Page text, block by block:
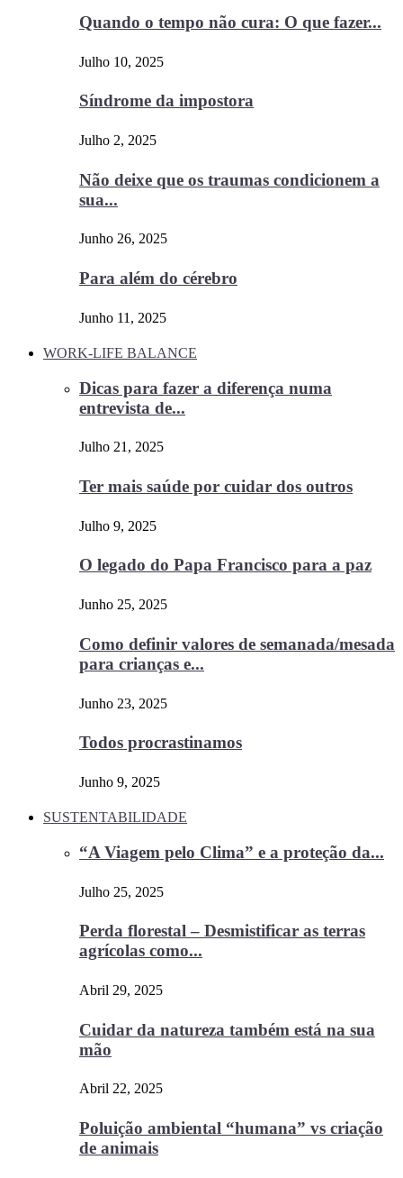
Quando o tempo não cura: O que fazer...
Julho 10, 2025
Síndrome da impostora
Julho 2, 2025
Não deixe que os traumas condicionem a
sua...
Junho 26, 2025
Para além do cérebro
Junho 11, 2025
WORK-LIFE BALANCE
Dicas para fazer a diferença numa
entrevista de...
Julho 21, 2025
Ter mais saúde por cuidar dos outros
Julho 9, 2025
O legado do Papa Francisco para a paz
Junho 25, 2025
Como definir valores de semanada/mesada
para crianças e...
Junho 23, 2025
Todos procrastinamos
Junho 9, 2025
SUSTENTABILIDADE
“A Viagem pelo Clima” e a proteção da...
Julho 25, 2025
Perda florestal – Desmistificar as terras
agrícolas como...
Abril 29, 2025
Cuidar da natureza também está na sua
mão
Abril 22, 2025
Poluição ambiental “humana” vs criação
de animais